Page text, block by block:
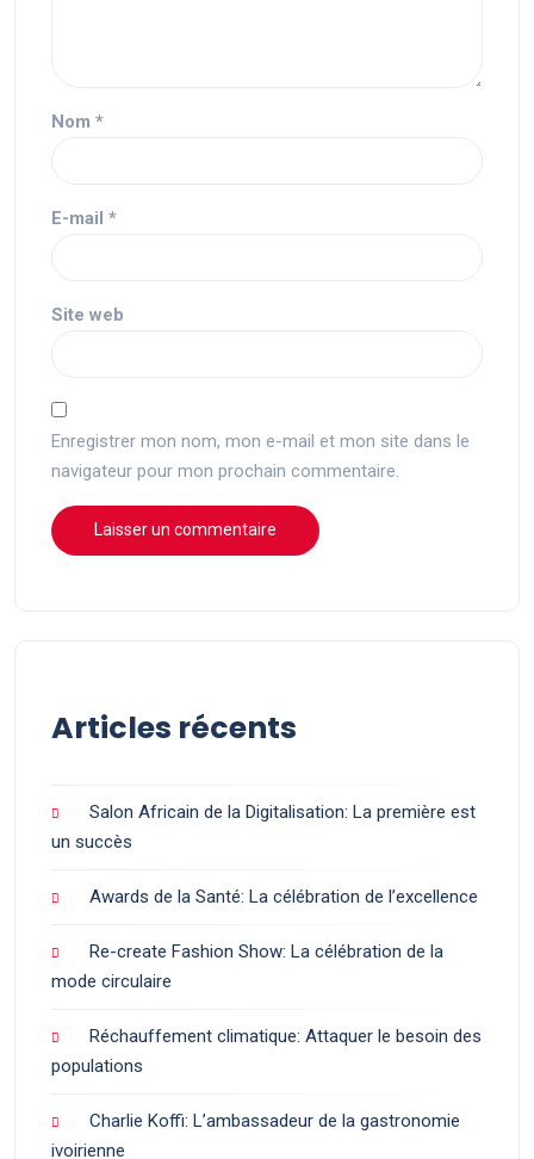
Nom *
E-mail *
Site web
Enregistrer mon nom, mon e-mail et mon site dans le
navigateur pour mon prochain commentaire.
Articles récents
Salon Africain de la Digitalisation: La première est
un succès
Awards de la Santé: La célébration de l’excellence
Re-create Fashion Show: La célébration de la
mode circulaire
Réchauffement climatique: Attaquer le besoin des
populations
Charlie Koffi: L’ambassadeur de la gastronomie
ivoirienne